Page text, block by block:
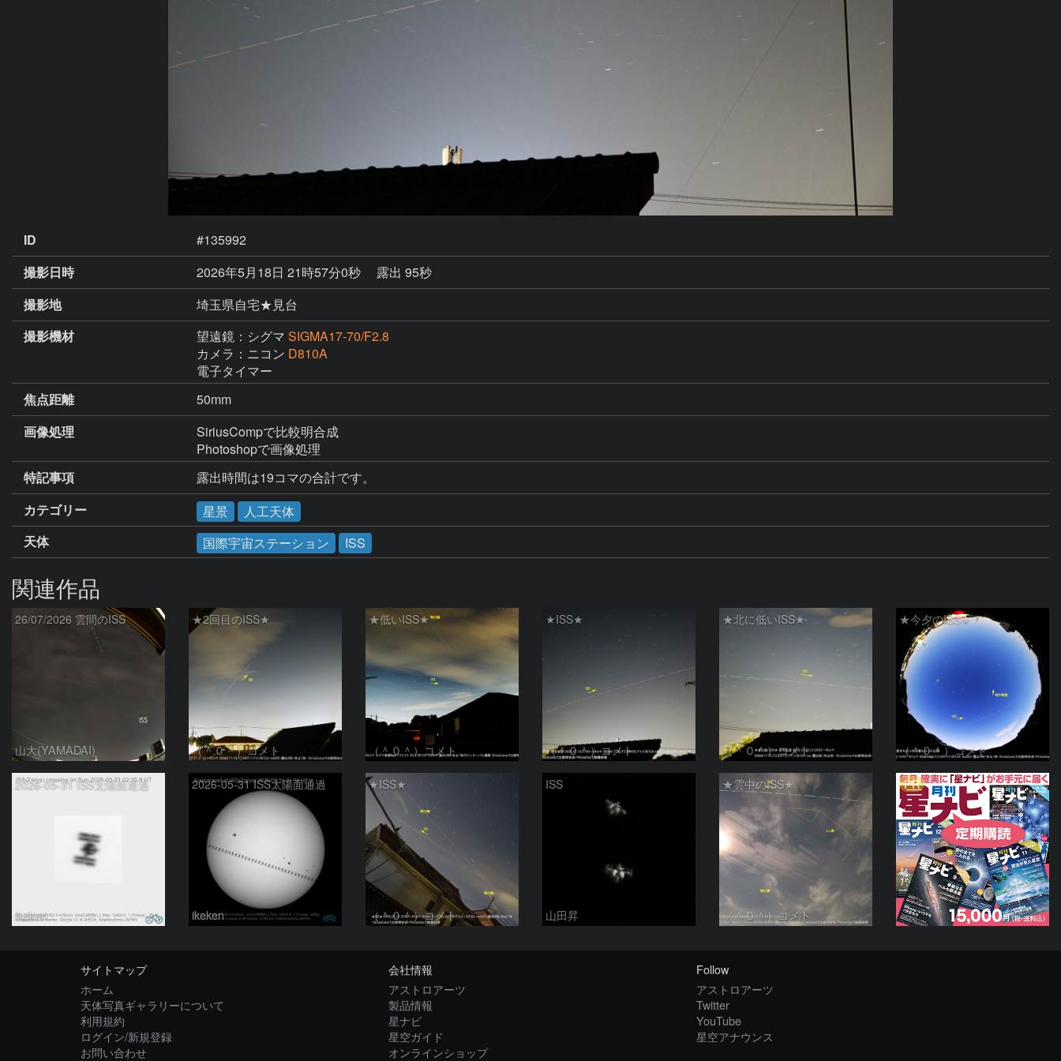
ID
#135992
撮影日時
2026年5月18日 21時57分0秒
露出 95秒
撮影地
埼玉県自宅★見台
撮影機材
望遠鏡：シグマ SIGMA17-70/F2.8
カメラ：ニコン D810A
電子タイマー
焦点距離
50mm
画像処理
SiriusCompで比較明合成
Photoshopで画像処理
特記事項
露出時間は19コマの合計です。
カテゴリー
星景
人工天体
天体
国際宇宙ステーション ISS
関連作品
26/07/2026 雲間のISS
山大(YAMADAI)
★2回目のISS★
（＾０＾）コメト
★低いISS★
（＾０＾）コメト
★ISS★
（＾０＾）コメト
★北に低いISS★
（＾０＾）コメト
★今夕のISS★
（＾０＾）コメト
2026-05-31 ISS太陽面通過
ikeken
2026-05-31 ISS太陽面通過
ikeken
★ISS★
（＾０＾）コメト
ISS
山田昇
★雲中のISS★
（＾０＾）コメト
PR
サイトマップ
ホーム
天体写真ギャラリーについて
利用規約
ログイン/新規登録
お問い合わせ
会社情報
アストロアーツ
製品情報
星ナビ
星空ガイド
オンラインショップ
Follow
アストロアーツ
Twitter
YouTube
星空アナウンス